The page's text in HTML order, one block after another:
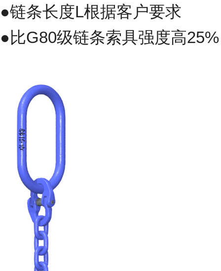
●链条长度L根据客户要求
●比G80级链条索具强度高25%